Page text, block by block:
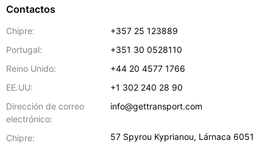
Contactos
Chipre:
+357 25 123889
Portugal:
+351 30 0528110
Reino Unido:
+44 20 4577 1766
EE.UU:
+1 302 240 28 90
Dirección de correo
electrónico:
info@gettransport.com
Chipre: 57 Spyrou Kyprianou, Lárnaca 6051